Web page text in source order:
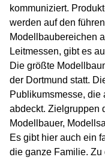
kommuniziert.
werden auf den
Modellbaubereichen
Leitmessen, gibt es
Die größte
der Dortmund statt.
Publikumsmesse,
abdeckt. Zielgruppen
Modellbauer,
Es gibt hier auch ein
die ganze Familie.